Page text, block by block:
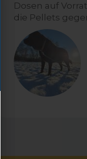
Dosen auf
die Pellets
noch nix dazu